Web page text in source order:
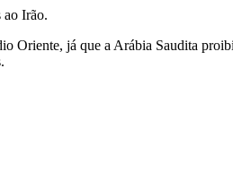
ao Irão.
já que a Arábia Saudita